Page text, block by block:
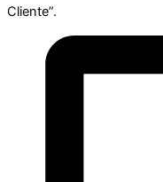
Cliente”.